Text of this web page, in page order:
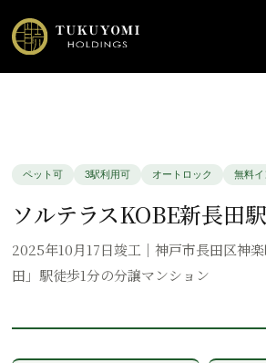
ペット可 3駅利用可 オートロック 無料イ
ソルテラスKOBE新長田
2025年10月17日竣工｜神戸市長田区神
田」駅徒歩1分の分譲マンション